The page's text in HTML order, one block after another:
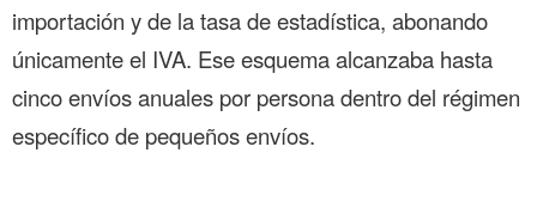
importación y de la tasa de estadística, abonando
únicamente el IVA. Ese esquema alcanzaba hasta
cinco envíos anuales por persona dentro del régimen
específico de pequeños envíos.